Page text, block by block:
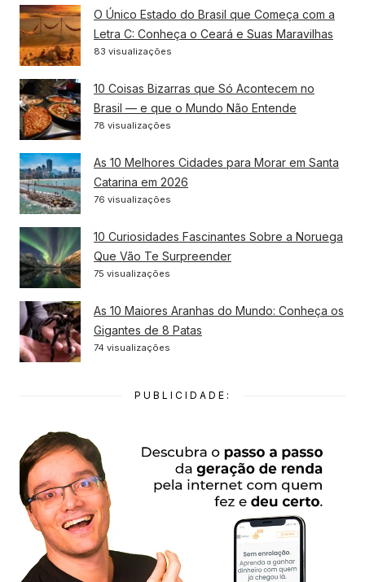
O Único Estado do Brasil que Começa com a
Letra C: Conheça o Ceará e Suas Maravilhas
83 visualizações
10 Coisas Bizarras que Só Acontecem no
Brasil — e que o Mundo Não Entende
78 visualizações
As 10 Melhores Cidades para Morar em Santa
Catarina em 2026
76 visualizações
10 Curiosidades Fascinantes Sobre a Noruega
Que Vão Te Surpreender
75 visualizações
As 10 Maiores Aranhas do Mundo: Conheça os
Gigantes de 8 Patas
74 visualizações
PUBLICIDADE: